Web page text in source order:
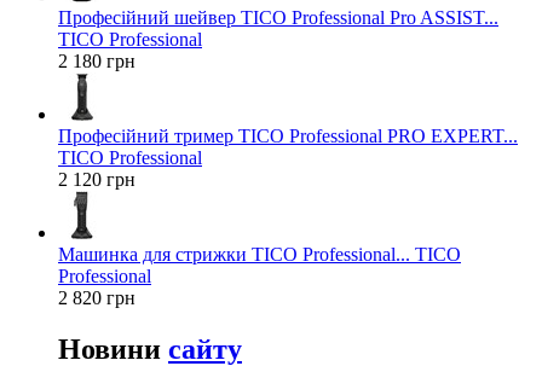
Професійний шейвер TICO Professional Pro ASSIST...
TICO Professional
2 180 грн
Професійний тример TICO Professional PRO EXPERT...
TICO Professional
2 120 грн
Машинка для стрижки TICO Professional... TICO
Professional
2 820 грн
Новини сайту